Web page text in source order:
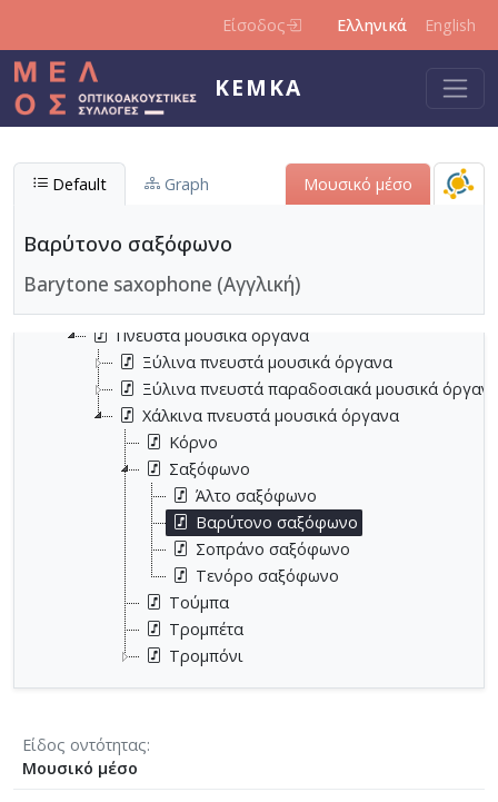
Είσοδος Ελληνικά English
ΚΕΜΚΑ
Default Graph Μουσικό μέσο
Βαρύτονο σαξόφωνο
Barytone saxophone (Αγγλική)
Μουσικά όργανα
Ηλεκτρονικά μουσικά μέσα
Κρουστά μουσικά όργανα
Πνευστά μουσικά όργανα
Ξύλινα πνευστά μουσικά όργανα
Ξύλινα πνευστά παραδοσιακά μουσικά
Χάλκινα πνευστά μουσικά όργανα
Κόρνο
Σαξόφωνο
Άλτο σαξόφωνο
Βαρύτονο σαξόφωνο
Σοπράνο σαξόφωνο
Τενόρο σαξόφωνο
Τούμπα
Τρομπέτα
Τρομπόνι
Είδος οντότητας
Μουσικό μέσο